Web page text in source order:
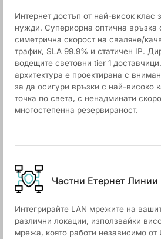
Интернет достъп от най-висок клас
нужди. Супериорна оптична връзка
симетрична скорост на сваляне/
трафик, SLA 99.9% и статичен IP.
водещите световни tier 1
архитектура е проектирана с
за да осигури връзки с най-високо
точка по света, с ненадминати
многостепенна резервираност.
Частни Етернет Линии
Интегрирайте LAN мрежите на
различни локации, използвайки
мрежа, която работи независимо от